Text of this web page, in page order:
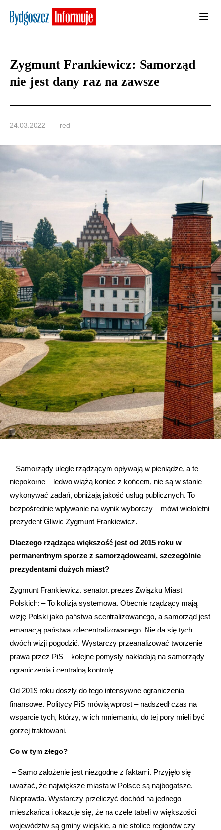
Zygmunt Frankiewicz: Samorząd
nie jest dany raz na zawsze
24.03.2022 red
– Samorządy uległe rządzącym opływają w pieniądze, a te
niepokorne – ledwo wiążą koniec z końcem, nie są w stanie
wykonywać zadań, obniżają jakość usług publicznych. To
bezpośrednie wpływanie na wynik wyborczy – mówi wieloletni
prezydent Gliwic Zygmunt Frankiewicz.
Dlaczego rządząca większość jest od 2015 roku w
permanentnym sporze z samorządowcami, szczególnie
prezydentami dużych miast?
Zygmunt Frankiewicz, senator, prezes Związku Miast
Polskich: – To kolizja systemowa. Obecnie rządzący mają
wizję Polski jako państwa scentralizowanego, a samorząd jest
emanacją państwa zdecentralizowanego. Nie da się tych
dwóch wizji pogodzić. Wystarczy przeanalizować tworzenie
prawa przez PiS – kolejne pomysły nakładają na samorządy
ograniczenia i centralną kontrolę.
Od 2019 roku doszły do tego intensywne ograniczenia
finansowe. Politycy PiS mówią wprost – nadszedł czas na
wsparcie tych, którzy, w ich mniemaniu, do tej pory mieli być
gorzej traktowani.
Co w tym złego?
– Samo założenie jest niezgodne z faktami. Przyjęło się
uważać, że największe miasta w Polsce są najbogatsze.
Nieprawda. Wystarczy przeliczyć dochód na jednego
mieszkańca i okazuje się, że na czele tabeli w większości
województw są gminy wiejskie, a nie stolice regionów czy